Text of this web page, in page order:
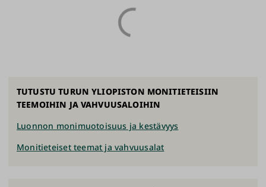
TUTUSTU TURUN YLIOPISTON MONITIETEISIIN
TEEMOIHIN JA VAHVUUSALOIHIN
Luonnon monimuotoisuus ja kestävyys
Monitieteiset teemat ja vahvuusalat